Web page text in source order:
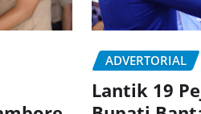
ADVERTORIAL
Lantik 19